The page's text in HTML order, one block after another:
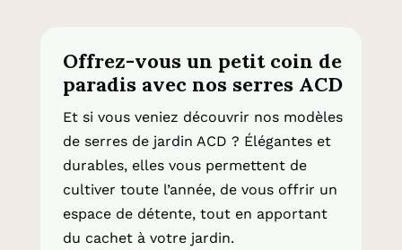
Offrez-vous un petit coin de
paradis avec nos serres ACD
Et si vous veniez découvrir nos modèles
de serres de jardin ACD ? Élégantes et
durables, elles vous permettent de
cultiver toute l’année, de vous offrir un
espace de détente, tout en apportant
du cachet à votre jardin.